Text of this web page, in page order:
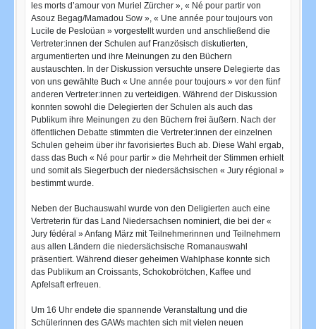
les morts d’amour von Muriel Zürcher », « Né pour partir von
Asouz Begag/Mamadou Sow », « Une année pour toujours von
Lucile de Pesloüan » vorgestellt wurden und anschließend die
Vertreter:innen der Schulen auf Französisch diskutierten,
argumentierten und ihre Meinungen zu den Büchern
austauschten. In der Diskussion versuchte unsere Delegierte das
von uns gewählte Buch « Une année pour toujours » vor den fünf
anderen Vertreter:innen zu verteidigen. Während der Diskussion
konnten sowohl die Delegierten der Schulen als auch das
Publikum ihre Meinungen zu den Büchern frei äußern. Nach der
öffentlichen Debatte stimmten die Vertreter:innen der einzelnen
Schulen geheim über ihr favorisiertes Buch ab. Diese Wahl ergab,
dass das Buch « Né pour partir » die Mehrheit der Stimmen erhielt
und somit als Siegerbuch der niedersächsischen « Jury régional »
bestimmt wurde.
Neben der Buchauswahl wurde von den Deligierten auch eine
Vertreterin für das Land Niedersachsen nominiert, die bei der «
Jury fédéral » Anfang März mit Teilnehmerinnen und Teilnehmern
aus allen Ländern die niedersächsische Romanauswahl
präsentiert. Während dieser geheimen Wahlphase konnte sich
das Publikum an Croissants, Schokobrötchen, Kaffee und
Apfelsaft erfreuen.
Um 16 Uhr endete die spannende Veranstaltung und die
Schülerinnen des GAWs machten sich mit vielen neuen